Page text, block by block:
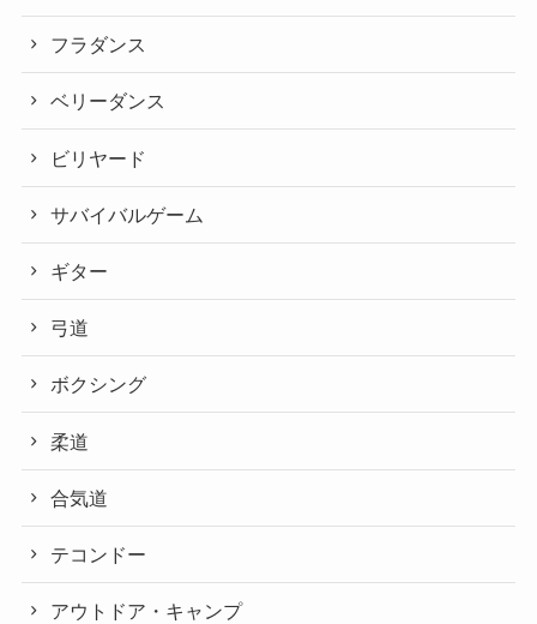
フラダンス
ベリーダンス
ビリヤード
サバイバルゲーム
ギター
弓道
ボクシング
柔道
合気道
テコンドー
アウトドア・キャンプ